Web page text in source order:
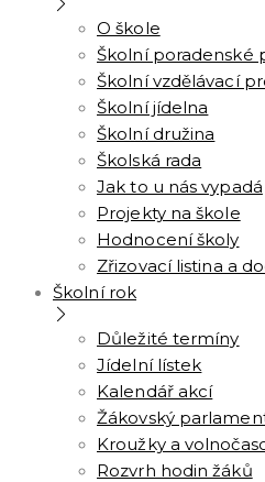
O škole
Školní poradenské
Školní vzdělávací
Školní jídelna
Školní družina
Školská rada
Jak to u nás vypadá
Projekty na škole
Hodnocení školy
Zřizovací listina a
Školní rok
Důležité termíny
Jídelní lístek
Kalendář akcí
Žákovský
Kroužky a
Rozvrh hodin žáků